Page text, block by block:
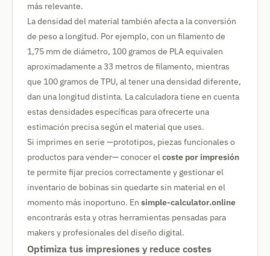
más relevante.
La densidad del material también afecta a la conversión
de peso a longitud. Por ejemplo, con un filamento de
1,75 mm de diámetro, 100 gramos de PLA equivalen
aproximadamente a 33 metros de filamento, mientras
que 100 gramos de TPU, al tener una densidad diferente,
dan una longitud distinta. La calculadora tiene en cuenta
estas densidades específicas para ofrecerte una
estimación precisa según el material que uses.
Si imprimes en serie —prototipos, piezas funcionales o
productos para vender— conocer elcoste por impresión
te permite fijar precios correctamente y gestionar el
inventario de bobinas sin quedarte sin material en el
momento más inoportuno. En simple-calculator.online
encontrarás esta y otras herramientas pensadas para
makers y profesionales del diseño digital.
Optimiza tus impresiones y reduce costes